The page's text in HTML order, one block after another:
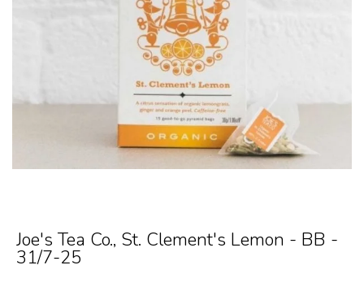
Joe's Tea Co., St. Clement's Lemon - BB -
31/7-25